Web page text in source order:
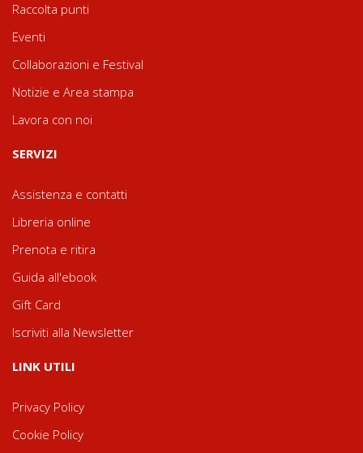
Raccolta punti
Eventi
Collaborazioni e Festival
Notizie e Area stampa
Lavora con noi
SERVIZI
Assistenza e contatti
Libreria online
Prenota e ritira
Guida all'ebook
Gift Card
Iscriviti alla Newsletter
LINK UTILI
Privacy Policy
Cookie Policy